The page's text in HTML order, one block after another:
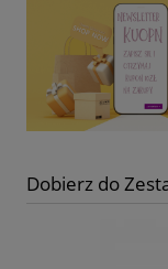
Dobierz do